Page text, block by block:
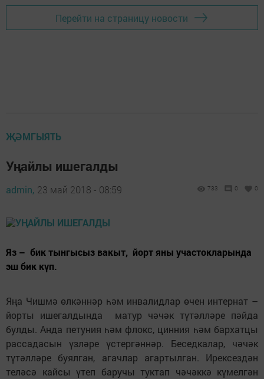
Перейти на страницу новости
ҖӘМГЫЯТЬ
Уңайлы ишегалды
admin, 23 май 2018 - 08:59 733 0 0
Яз – бик тынгысыз вакыт, йорт яны участокларында
эш бик күп.
Яңа Чишмә өлкәннәр һәм инвалидлар өчен интернат –
йорты ишегалдында матур чәчәк түтәлләре пәйда
булды. Анда петуния һәм флокс, цинния һәм бархатцы
рассадасын үзләре үстергәннәр. Беседкалар, чәчәк
түтәлләре буялган, агачлар агартылган. Ирексездән
теләсә кайсы үтеп баручы туктап чәчәккә күмелгән